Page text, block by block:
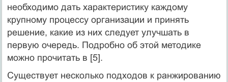
необходимо дать характеристику каждому
крупному процессу организации и принять
решение, какие из них следует улучшать в
первую очередь. Подробно об этой методике
можно прочитать в [5].
Существует несколько подходов к ранжированию